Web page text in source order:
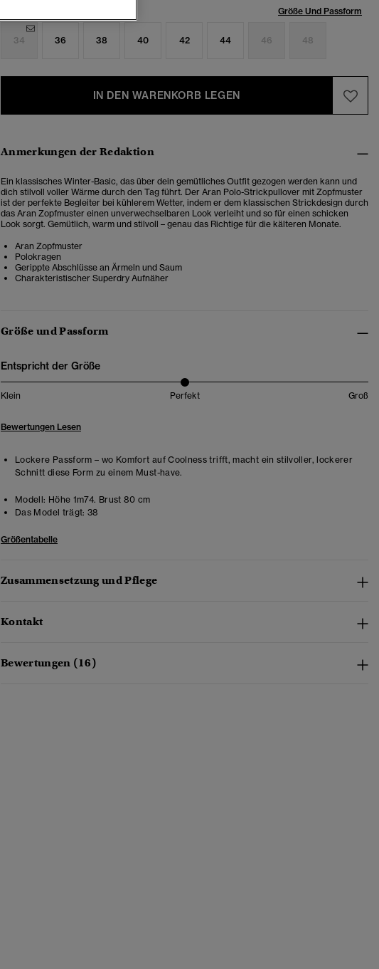
Größe Und Passform
34 36 38 40 42 44 46 48
IN DEN WARENKORB LEGEN
Anmerkungen der Redaktion
Ein klassisches Winter-Basic, das über dein gemütliches Outfit gezogen werden kann und
dich stilvoll voller Wärme durch den Tag führt. Der Aran Polo-Strickpullover mit Zopfmuster
ist der perfekte Begleiter bei kühlerem Wetter, indem er dem klassischen Strickdesign durch
das Aran Zopfmuster einen unverwechselbaren Look verleiht und so für einen schicken
Look sorgt. Gemütlich, warm und stilvoll – genau das Richtige für die kälteren Monate.
Aran Zopfmuster
Polokragen
Gerippte Abschlüsse an Ärmeln und Saum
Charakteristischer Superdry Aufnäher
Größe und Passform
Entspricht der Größe
Klein Perfekt Groß
Bewertungen Lesen
Lockere Passform – wo Komfort auf Coolness trifft, macht ein stilvoller, lockerer
Schnitt diese Form zu einem Must-have.
Modell: Höhe 1m74. Brust 80 cm
Das Model trägt: 38
Größentabelle
Zusammensetzung und Pflege
Kontakt
Bewertungen (16)